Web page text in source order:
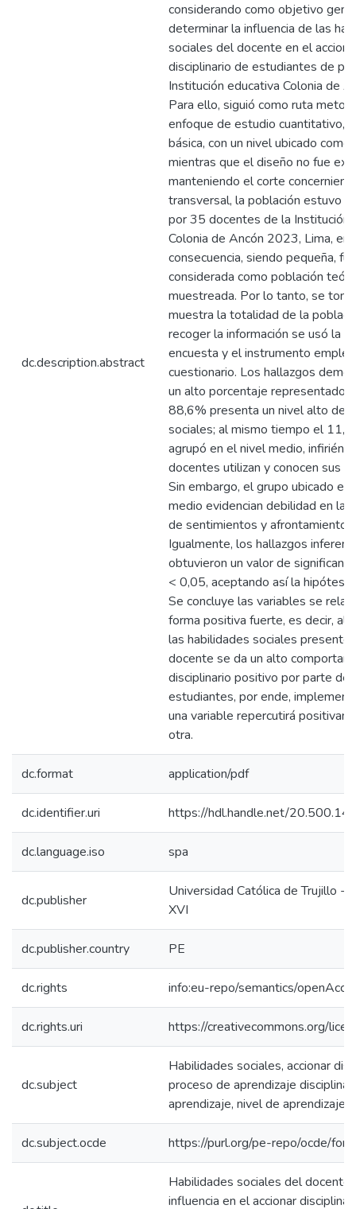
dc.description.abstract
considerando como objetivo
determinar la influencia de las
sociales del docente en el
disciplinario de estudiantes de
Institución educativa Colonia de
Para ello, siguió como ruta
enfoque de estudio cuantitativo,
básica, con un nivel ubicado
mientras que el diseño no fue
manteniendo el corte
transversal, la población estuvo
por 35 docentes de la Institución
Colonia de Ancón 2023, Lima, en
consecuencia, siendo pequeña, fue
considerada como población
muestreada. Por lo tanto, se
muestra la totalidad de la
recoger la información se usó la
encuesta y el instrumento
cuestionario. Los hallazgos
un alto porcentaje representado
88,6% presenta un nivel alto de
sociales; al mismo tiempo el
agrupó en el nivel medio,
docentes utilizan y conocen sus
Sin embargo, el grupo ubicado en
medio evidencian debilidad en
de sentimientos y afrontamiento
Igualmente, los hallazgos
obtuvieron un valor de
< 0,05, aceptando así la
Se concluye las variables se
forma positiva fuerte, es decir, al
las habilidades sociales
docente se da un alto
disciplinario positivo por parte de
estudiantes, por ende,
una variable repercutirá
otra.
dc.format application/pdf
dc.identifier.uri https://hdl.handle.net/
dc.language.iso spa
dc.publisher
Universidad Católica de Trujillo -
XVI
dc.publisher.country PE
dc.rights info:eu-repo/semantics/
dc.rights.uri https://creativecommons.org/
dc.subject
Habilidades sociales, accionar
proceso de aprendizaje disciplina
aprendizaje, nivel de aprendizaje
dc.subject.ocde https://purl.org/pe-repo/ocde/
Habilidades sociales del docente
influencia en el accionar